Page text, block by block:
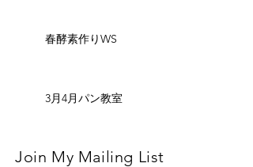
春酵素作りWS
3月4月パン教室
Join My Mailing List